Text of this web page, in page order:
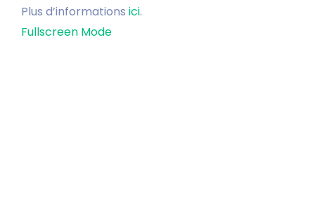
Plus d’informations ici.
Fullscreen Mode